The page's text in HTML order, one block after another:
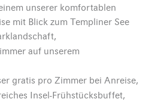
unserer komfortablen
mit Blick zum Templiner See
auf unserem
gratis pro Zimmer bei Anreise,
Insel-Frühstücksbuffet,